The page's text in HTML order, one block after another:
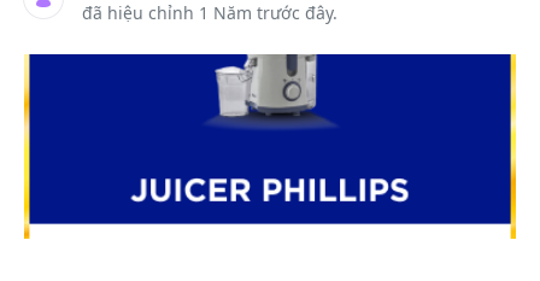
đã hiệu chỉnh 1 Năm trước đây.